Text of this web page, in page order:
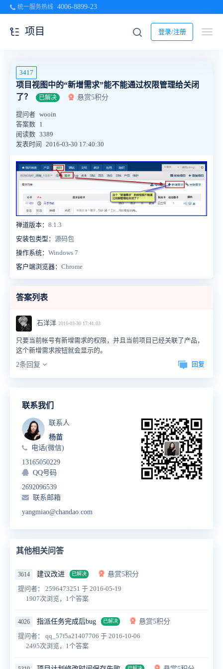
统一服务热线 4006-8899-23
登录/注册
项目
3417
项目视图中的“新增需求”能不能通过权限管理给关闭
了？
已解决 悬赏5积分
提问者 wooin
答案数 1
阅读数 3389
发表时间
2016-03-30 17:40:30
禅道版本： 8.1.3
安装包类型： 源码包
操作系统： Windows 7
客户端浏览器： Chrome
答案列表
石洋洋 2016-03-30 17:41:03
只要当前帐号有新增需求的权限，并且当前项目已经关联了产品，
这个新增需求按钮就会显示的。
2条回复
回复
联系我们
联系人
杨苗
电话(微信)
13165050229
QQ号码
2692096539
联系邮箱
yangmiao@chandao.com
其他相关问答
3614 建议改进 已解决
悬赏5积分
提问者： 2596473251 于 2016-05-19
1907次浏览，1个答案
4026 指派任务完成后bug 已解决
悬赏5积分
提问者： qq_57f5a21407706 于 2016-10-06
2495次浏览，1个答案